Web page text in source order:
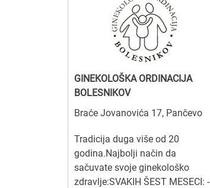
GINEKOLOŠKA ORDINACIJA
BOLESNIKOV
Braće Jovanovića 17, Pančevo
Tradicija duga više od 20
godina.Najbolji način da
sačuvate svoje ginekološko
zdravlje:SVAKIH ŠEST MESECI: -